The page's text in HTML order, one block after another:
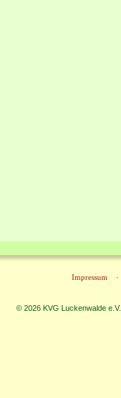
Impressum
© 2026 KVG Luckenwalde